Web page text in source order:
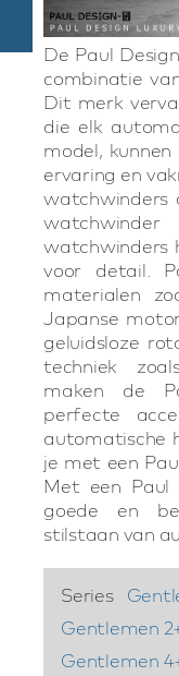
De Paul
combinatie
Dit merk
die elk
model,
ervaring en
watchwinders
watchwinders
voor detail.
materialen
Japanse
geluidsloze
techniek
maken de
perfecte
automatische
je met een
Met een Paul
goede en
stilstaan van
Series
Gentlemen
Gentlemen